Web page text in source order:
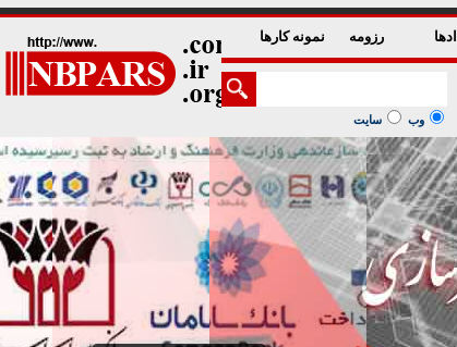
رزومه نمونه کارها
وب سایت